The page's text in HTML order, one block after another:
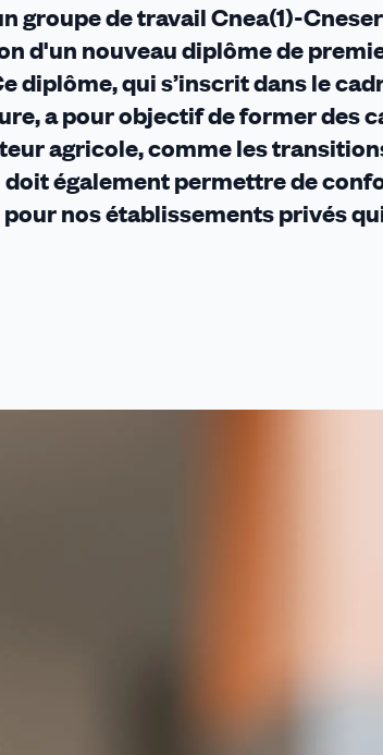
groupe de travail Cnea(1)-
d'un nouveau diplôme de
diplôme, qui s’inscrit dans le
a pour objectif de former des
agricole, comme les
également permettre de
nos établissements privés